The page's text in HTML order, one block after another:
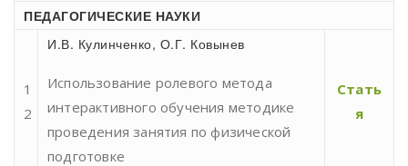
ПЕДАГОГИЧЕСКИЕ НАУКИ
1
2
И.В. Кулинченко, О.Г. Ковынев
Использование ролевого метода
интерактивного обучения методике
проведения занятия по физической
подготовке
Стать
я